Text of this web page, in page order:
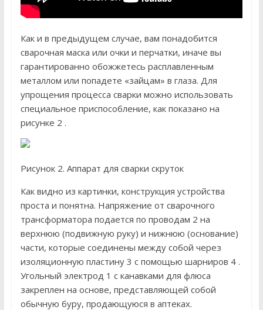
Как и в предыдущем случае, вам понадобится
сварочная маска или очки и перчатки, иначе вы
гарантированно обожжетесь расплавленным
металлом или попадете «зайцам» в глаза. Для
упрощения процесса сварки можно использовать
специальное приспособление, как показано на
рисунке 2 .
Рисунок 2. Аппарат для сварки скруток
Как видно из картинки, конструкция устройства
проста и понятна. Напряжение от сварочного
трансформатора подается по проводам 2 на
верхнюю (подвижную руку) и нижнюю (основание)
части, которые соединены между собой через
изоляционную пластину 3 с помощью шарниров 4 .
Угольный электрод 1 с канавками для флюса
закреплен на основе, представляющей собой
обычную буру, продающуюся в аптеках.